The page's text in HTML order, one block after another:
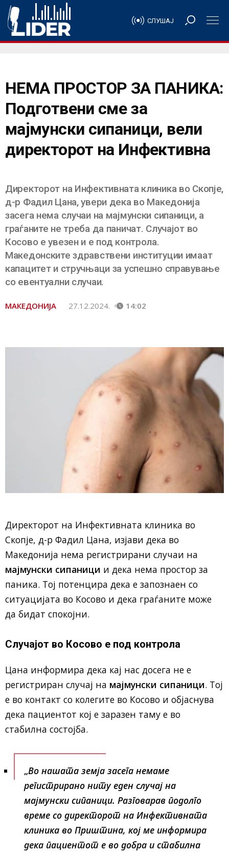
СЛУШАЈ
НЕМА ПРОСТОР ЗА ПАНИКА:
Подготвени сме за
мајмунски сипаници, вели
директорот на Инфективна
Директорот на Инфективната клиника во Скопје,
д-р Фадил Цана, увери дека во Македонија
засега нема случаи на мајмунски сипаници, а
граѓаните не треба да паничат. Случајот во
Косово е увезен и е под контрола.
Македонските здравствени институции имаат
капацитет и стручњаци за успешно справување
со евентуални случаи.
МАКЕДОНИЈА 27.12.2024. 14:02
Директорот на Инфективната клиника во
Скопје, д-р Фадил Цана, изјави дека во
Македонија нема регистрирани случаи на
мајмунски сипаници и дека нема простор за
паника. Тој потенцира дека е запознаен со
ситуацијата во Косово и дека граѓаните може
да бидат спокојни.
Случајот во Косово е под контрола
Цана информира дека кај нас досега не е
регистриран случај на мајмунски сипаници. Тој
е во контакт со колегите во Косово и објаснува
дека пациентот кој е заразен таму е во
стабилна состојба.
„Во нашата земја засега немаме
регистрирано ниту еден случај на
мајмунски сипаници. Разговарав подолго
време со директорот на Инфективната
клиника во Приштина, кој ме информира
дека пациентот е во добра и стабилна